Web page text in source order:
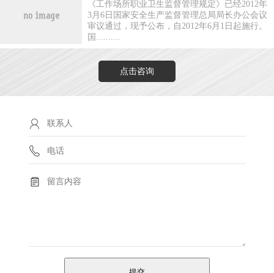
《工作场所职业卫生监督管理规定》已经2012年
3月6日国家安全生产监督管理总局局长办公会议
审议通过，现予公布，自2012年6月1日起施行。
国..........
点击咨询